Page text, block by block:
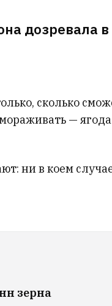
дозревала в
сколько
—
ни в коем
зерна